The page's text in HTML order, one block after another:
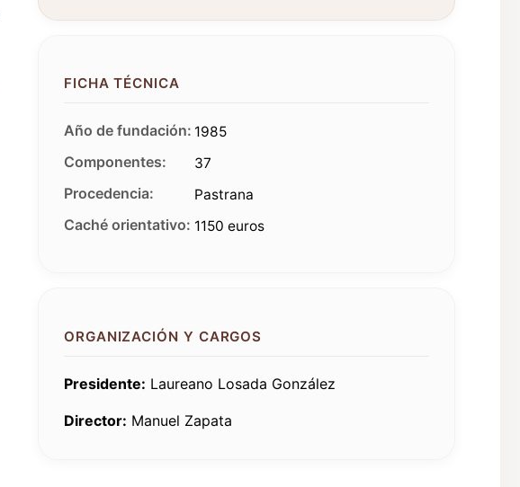
FICHA TÉCNICA
Año de fundación: 1985
Componentes: 37
Procedencia: Pastrana
Caché orientativo: 1150 euros
ORGANIZACIÓN Y CARGOS
Presidente: Laureano Losada González
Director: Manuel Zapata